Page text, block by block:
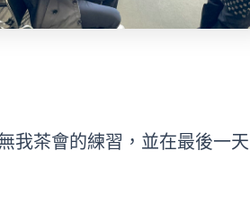
我茶會的練習，並在最後一天